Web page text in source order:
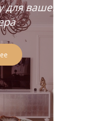
для вашего